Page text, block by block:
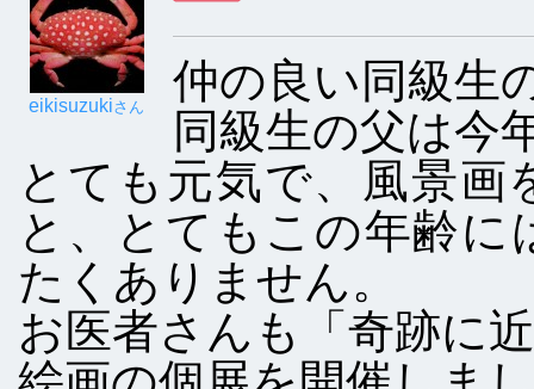
eikisuzukiさん
仲の良い同級生
同級生の父は今
とても元気で、風景
と、とてもこの年齢
たくありません。
お医者さんも「奇跡に